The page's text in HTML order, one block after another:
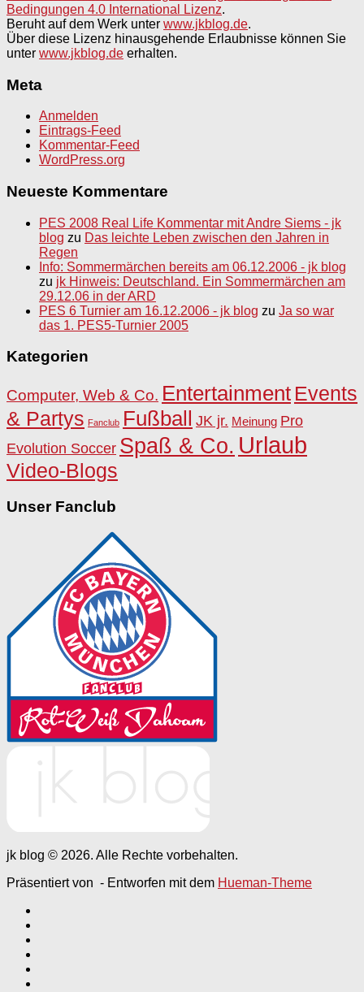
Bedingungen 4.0 International Lizenz.
Beruht auf dem Werk unter www.jkblog.de.
Über diese Lizenz hinausgehende Erlaubnisse können Sie
unter www.jkblog.de erhalten.
Meta
Anmelden
Eintrags-Feed
Kommentar-Feed
WordPress.org
Neueste Kommentare
PES 2008 Real Life Kommentar mit Andre Siems - jk
blog zu Das leichte Leben zwischen den Jahren in
Regen
Info: Sommermärchen bereits am 06.12.2006 - jk blog
zu jk Hinweis: Deutschland. Ein Sommermärchen am
29.12.06 in der ARD
PES 6 Turnier am 16.12.2006 - jk blog zu Ja so war
das 1. PES5-Turnier 2005
Kategorien
Computer, Web & Co. Entertainment Events
& Partys Fanclub Fußball JK jr. Meinung Pro
Evolution Soccer Spaß & Co. Urlaub
Video-Blogs
Unser Fanclub
jk blog © 2026. Alle Rechte vorbehalten.
Präsentiert von - Entworfen mit dem Hueman-Theme